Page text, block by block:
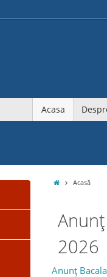
Acasa
Acasă
2026
Anunț